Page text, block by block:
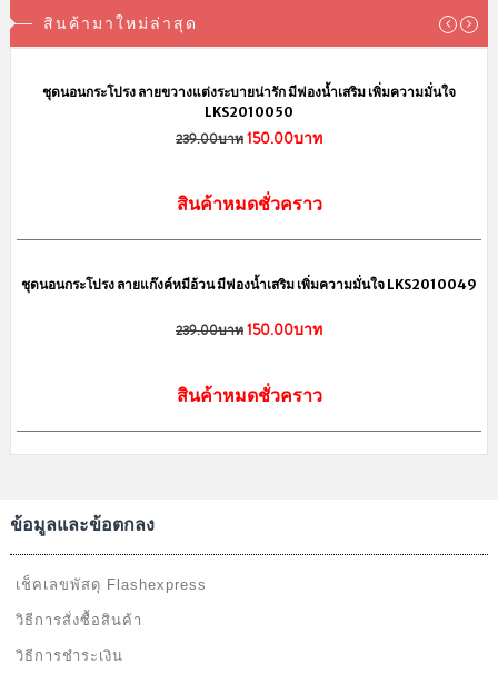
สินค้ามาใหม่ล่าสุด
sale
ชุดนอนกระโปรง ลายขวางแต่งระบายน่ารัก มีฟองน้ำเสริม เพิ่มความมั่นใจ
LKS2010050
239.00บาท150.00บาท
สินค้าหมดชั่วคราว
sale
ชุดนอนกระโปรง ลายแก๊งค์หมีอ้วน มีฟองน้ำเสริม เพิ่มความมั่นใจ LKS2010049
239.00บาท150.00บาท
สินค้าหมดชั่วคราว
ข้อมูลและข้อตกลง
เช็คเลขพัสดุ Flashexpress
วิธีการสั่งซื้อสินค้า
วิธีการชำระเงิน